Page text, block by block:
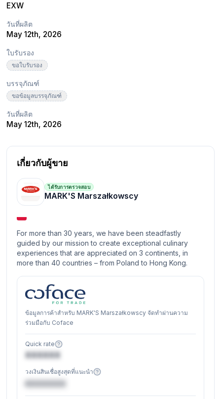
EXW
วันที่ผลิต
May 12th, 2026
ใบรับรอง
ขอใบรับรอง
บรรจุภัณฑ์
ขอข้อมูลบรรจุภัณฑ์
วันที่ผลิต
May 12th, 2026
เกี่ยวกับผู้ขาย
ได้รับการตรวจสอบ
MARK'S Marszałkowscy
For more than 30 years, we have been steadfastly
guided by our mission to create exceptional culinary
experiences that are appreciated on 3 continents, in
more than 40 countries – from Poland to Hong Kong.
ข้อมูลการค้าสำหรับ MARK'S Marszałkowscy จัดทำผ่านความ
ร่วมมือกับ Coface
Quick rate
XXXXXX
วงเงินสินเชื่อสูงสุดที่แนะนำ
€XXXXXX